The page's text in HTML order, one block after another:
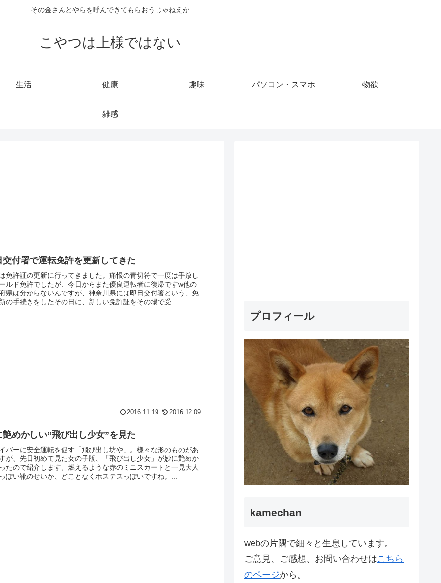
その金さんとやらを呼んできてもらおうじゃねえか
こやつは上様ではない
生活 健康 趣味 パソコン・スマホ 物欲
雑感
交付署で運転免許を更新してきた
免許証の更新に行ってきました。痛恨の青切符で一度は手放し
ルド免許でしたが、今日からまた優良運転者に復帰ですw他の
県は分からないんですが、神奈川県には即日交付署という、免
の手続きをしたその日に、新しい免許証をその場で受...
2016.11.19 2016.12.09
艶めかしい”飛び出し少女”を見た
バーに安全運転を促す「飛び出し坊や」。様々な形のものがあ
が、先日初めて見た女の子版、「飛び出し少女」が妙に艶めか
たので紹介します。燃えるような赤のミニスカートと一見大人
ぽい靴のせいか、どことなくホステスっぽいですね。...
プロフィール
kamechan
webの片隅で細々と生息しています。
ご意見、ご感想、お問い合わせはこちら
のページから。